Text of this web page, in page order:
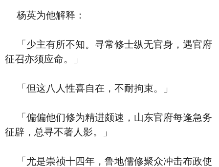
杨英为他解释：
「少主有所不知。寻常修士纵无官身，遇官府
征召亦须应命。」
「但这八人性喜自在，不耐拘束。」
「偏偏他们修为精进颇速，山东官府每逢急务
征辟，总寻不著人影。」
「尤是崇祯十四年，鲁地儒修聚众冲击布政使